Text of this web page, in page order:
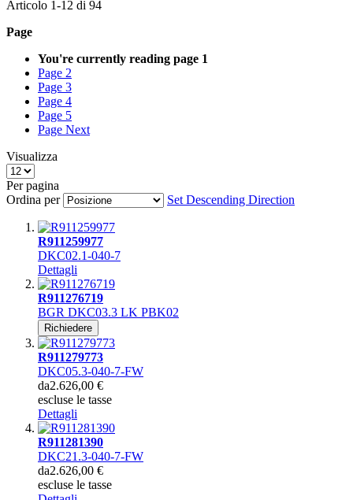
Articolo 1-12 di 94
Page
You're currently reading page 1
Page 2
Page 3
Page 4
Page 5
Page Next
Visualizza
Per pagina
Ordina per
Set Descending Direction
R911259977
DKC02.1-040-7
Dettagli
R911276719
BGR DKC03.3 LK PBK02
Richiedere
R911279773
DKC05.3-040-7-FW
da2.626,00 €
escluse le tasse
Dettagli
R911281390
DKC21.3-040-7-FW
da2.626,00 €
escluse le tasse